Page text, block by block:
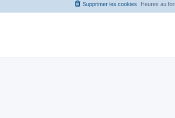
Heures au
Supprimer les cookies